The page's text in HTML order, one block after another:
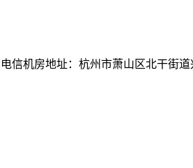
机房地址：杭州市萧山区北干街